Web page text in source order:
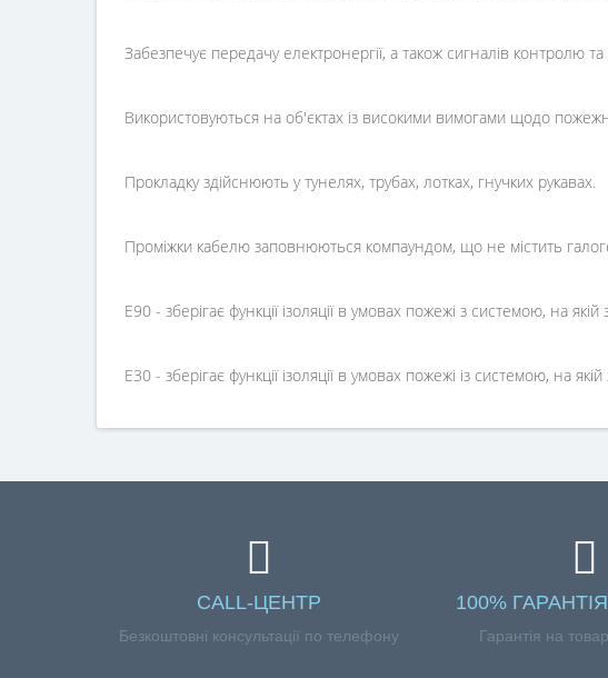
Забезпечує передачу електронергії, а також сигналів контролю
Використовуються на об'єктах із високими вимогами щодо
Прокладку здійснюють у тунелях, трубах, лотках, гнучких рукавах.
Проміжки кабелю заповнюються компаундом, що не містить
E90 - зберігає функції ізоляції в умовах пожежі з системою, на
E30 - зберігає функції ізоляції в умовах пожежі із системою, на
CALL-ЦЕНТР
Безкоштовні консультації по телефону
100%
Гарантія на